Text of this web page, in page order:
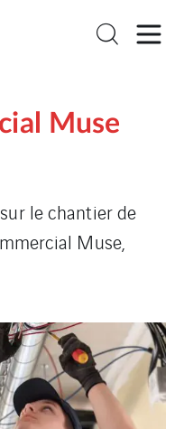
Muse
le chantier de
Muse,